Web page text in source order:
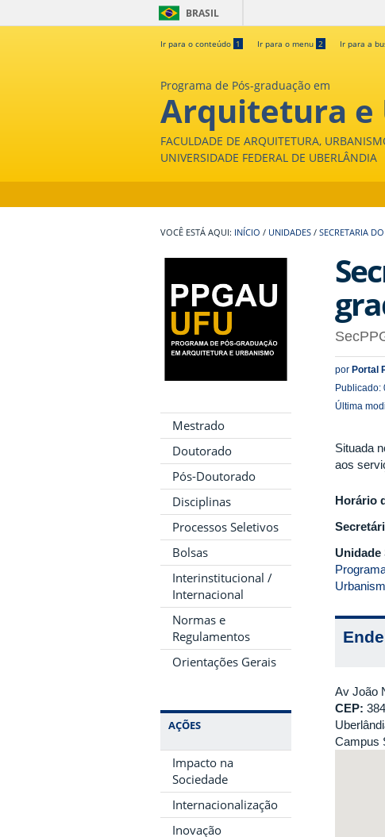
BRASIL
Ir para o conteúdo 1 Ir para o menu 2 Ir para a
Programa de Pós-graduação em
Arquitetura e
FACULDADE DE ARQUITETURA,
UNIVERSIDADE FEDERAL DE UBERLÂNDIA
INÍCIO / UNIDADES / SECRETARIA
Mestrado
Doutorado
Pós-Doutorado
Disciplinas
Processos Seletivos
Bolsas
Interinstitucional /
Internacional
Normas e
Regulamentos
Orientações Gerais
AÇÕES
Impacto na
Sociedade
Internacionalização
Inovação
por Portal
Publicado:
Última
Situada
aos
Horário
Av João
CEP:
Campus